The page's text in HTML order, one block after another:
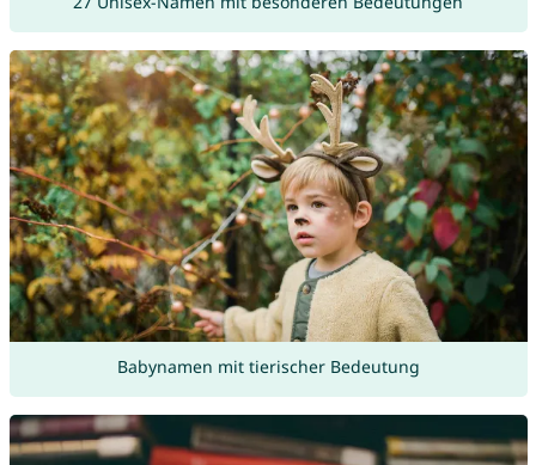
Babynamen mit tierischer Bedeutung